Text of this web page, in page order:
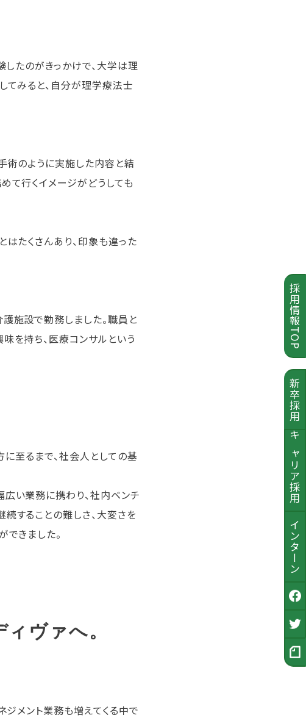
採用情報TOP
新卒採用
キャリア採用
インターン
公式Facebook
採用Twitter
採用ノート
したのがきっかけで、大学は理
てみると、自分が理学療法士
術のように実施した内容と結
て行くイメージがどうしても
たくさんあり、印象も違った
施設で勤務しました。職員と
を持ち、医療コンサルという
に至るまで、社会人としての基
い業務に携わり、社内ベンチ
することの難しさ、大変さを
きました。
ヴァへ。
メント業務も増えてくる中で